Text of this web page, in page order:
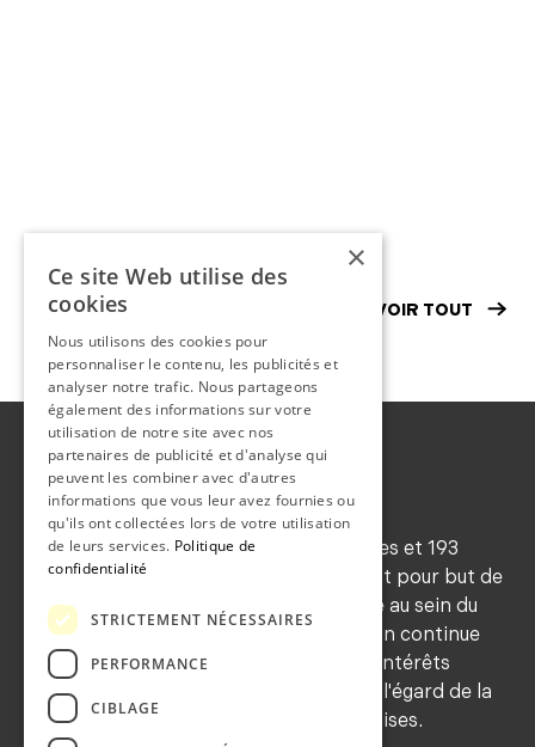
VOIR TOUT
Forte d'environ 545 membres ordinaires et 193
honoraires (2024), la SNM a notamment pour but de
maintenir les traditions de déontologie au sein du
corps médical, de favoriser la formation continue
de ses membres, de sauvegarder leurs intérêts
professionnels et de les représenter à l'égard de la
population et des autorités neuchâteloises.
×
Ce site Web utilise des
cookies
Nous utilisons des cookies pour
personnaliser le contenu, les publicités et
analyser notre trafic. Nous partageons
également des informations sur votre
utilisation de notre site avec nos
partenaires de publicité et d'analyse qui
peuvent les combiner avec d'autres
informations que vous leur avez fournies ou
qu'ils ont collectées lors de votre utilisation
de leurs services. Politique de
confidentialité
STRICTEMENT NÉCESSAIRES
PERFORMANCE
CIBLAGE